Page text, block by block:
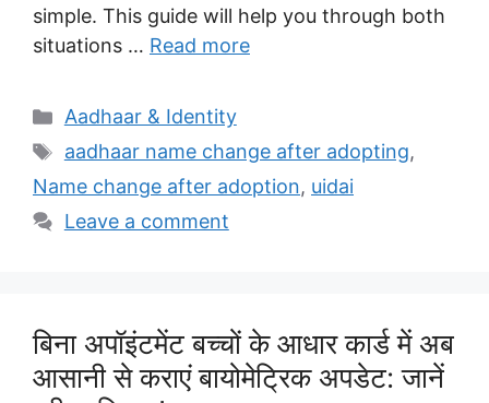
simple. This guide will help you through both
situations … Read more
Categories
Aadhaar & Identity
Tags
aadhaar name change after adopting,
Name change after adoption, uidai
Leave a comment
बिना अपॉइंटमेंट बच्चों के आधार कार्ड में अब
आसानी से कराएं बायोमेट्रिक अपडेट: जानें